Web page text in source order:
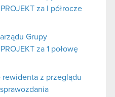
za I półrocze
Grupy
za 1 połowę
rewidenta z przeglądu